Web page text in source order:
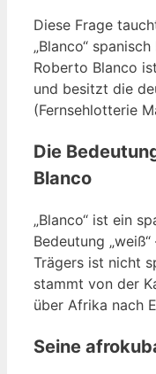
Diese Frage
„Blanco“
Roberto Blanco ist
und besitzt die
(Fernsehlotterie
Die
Blanco
„Blanco“ ist ein
Bedeutung
Trägers ist nicht
stammt von der
über Afrika nach
Seine